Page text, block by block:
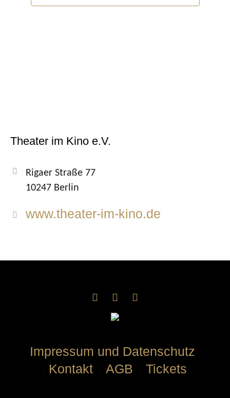
Theater im Kino e.V.
Rigaer Straße 77
10247 Berlin
www.theater-im-kino.de
Impressum und Datenschutz
Kontakt
AGB Tickets